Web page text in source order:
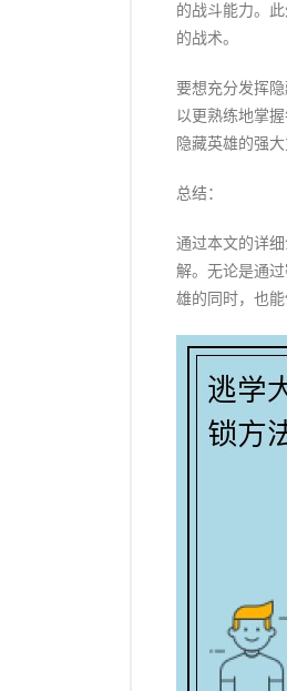
的战斗能力。
的战术。
要想充分发挥
以更熟练地掌
隐藏英雄的强
总结：
通过本文的详
解。无论是通
雄的同时，也